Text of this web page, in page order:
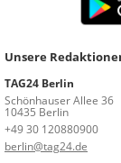
Unsere
TAG24 Berlin
Schönhauser Allee 36
10435 Berlin
+49 30 120880900
berlin@tag24.de